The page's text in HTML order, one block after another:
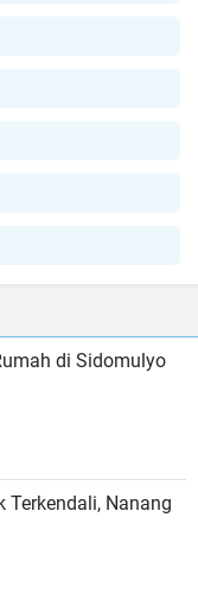
di Sidomulyo
Terkendali, Nanang